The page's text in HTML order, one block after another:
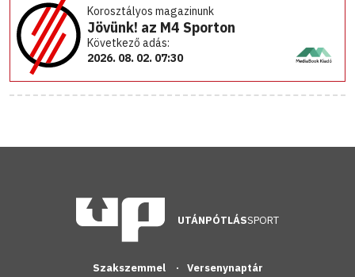
Korosztályos magazinunk
Jövünk! az M4 Sporton
Következő adás:
2026. 08. 02. 07:30
UTÁNPÓTLÁSSPORT
Szakszemmel Versenynaptár